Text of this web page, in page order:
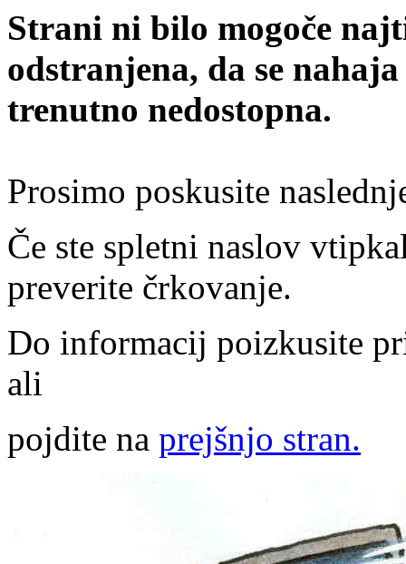
Strani ni bilo mogoče
odstranjena, da se
trenutno nedostopna.
Prosimo poskusite
Če ste spletni naslov
preverite črkovanje.
Do informacij poizkusite
ali
pojdite na prejšnjo stran.